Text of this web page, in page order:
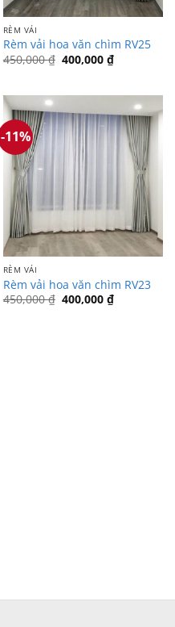
RÈM VẢI
Rèm vải hoa văn chìm RV25
450,000₫ Giá
gốc
400,000 ₫Giá
hiện
400,000 ₫.
-11%
RÈM VẢI
Rèm vải hoa văn chìm RV23
450,000₫ Giá
gốc
400,000 ₫Giá
hiện